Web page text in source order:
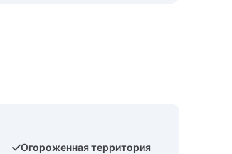
Огороженная территория